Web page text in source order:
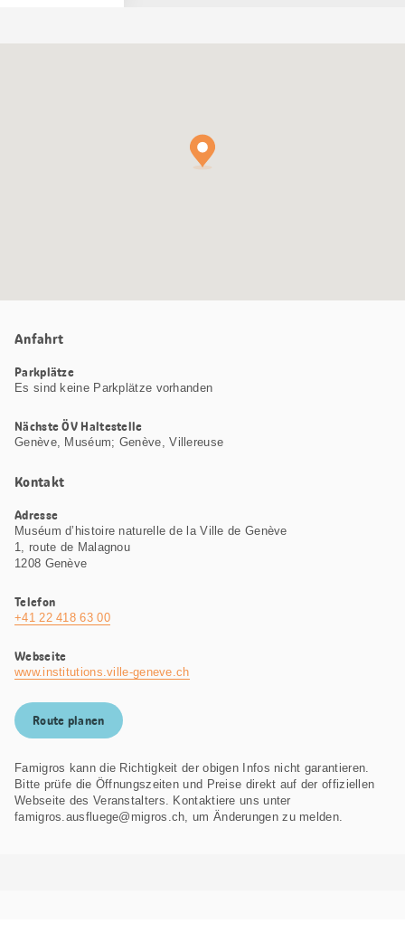
Anfahrt
Parkplätze
Es sind keine Parkplätze vorhanden
Nächste ÖV Haltestelle
Genève, Muséum; Genève, Villereuse
Kontakt
Adresse
Muséum d’histoire naturelle de la Ville de Genève
1, route de Malagnou
1208 Genève
Telefon
+41 22 418 63 00
Webseite
www.institutions.ville-geneve.ch
Route planen
Famigros kann die Richtigkeit der obigen Infos nicht garantieren.
Bitte prüfe die Öffnungszeiten und Preise direkt auf der offiziellen
Webseite des Veranstalters. Kontaktiere uns unter
famigros.ausfluege@migros.ch, um Änderungen zu melden.